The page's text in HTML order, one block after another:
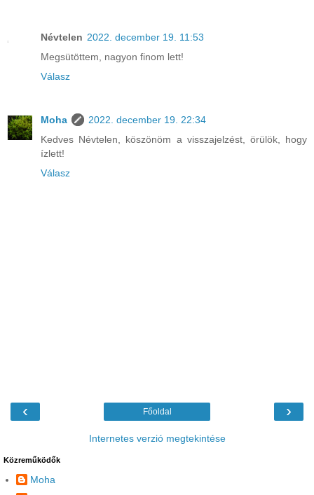
Névtelen 2022. december 19. 11:53
Megsütöttem, nagyon finom lett!
Válasz
Moha
2022. december 19. 22:34
Kedves Névtelen, köszönöm a visszajelzést, örülök, hogy
ízlett!
Válasz
‹ ›
Főoldal
Internetes verzió megtekintése
Közreműködők
Moha